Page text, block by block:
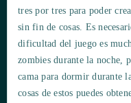
tres por tres para poder
sin fin de cosas. Es
dificultad del juego es
zombies durante la noche,
cama para dormir durante
cosas de estos puedes